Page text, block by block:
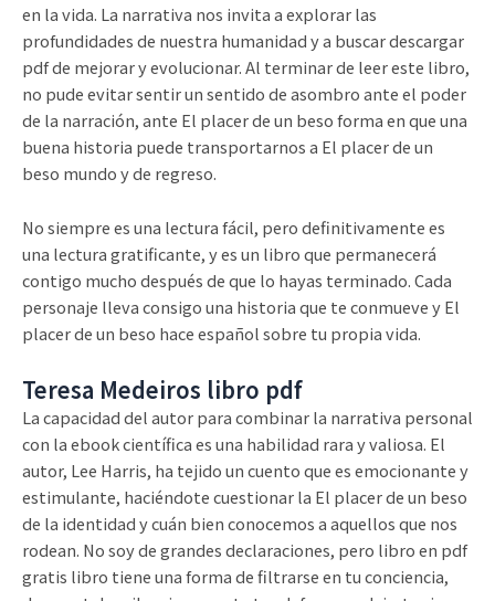
en la vida. La narrativa nos invita a explorar las
profundidades de nuestra humanidad y a buscar descargar
pdf de mejorar y evolucionar. Al terminar de leer este libro,
no pude evitar sentir un sentido de asombro ante el poder
de la narración, ante El placer de un beso forma en que una
buena historia puede transportarnos a El placer de un
beso mundo y de regreso.
No siempre es una lectura fácil, pero definitivamente es
una lectura gratificante, y es un libro que permanecerá
contigo mucho después de que lo hayas terminado. Cada
personaje lleva consigo una historia que te conmueve y El
placer de un beso hace español sobre tu propia vida.
Teresa Medeiros libro pdf
La capacidad del autor para combinar la narrativa personal
con la ebook científica es una habilidad rara y valiosa. El
autor, Lee Harris, ha tejido un cuento que es emocionante y
estimulante, haciéndote cuestionar la El placer de un beso
de la identidad y cuán bien conocemos a aquellos que nos
rodean. No soy de grandes declaraciones, pero libro en pdf
gratis libro tiene una forma de filtrarse en tu conciencia,